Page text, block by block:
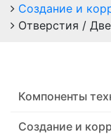
Создание и
Отверстия /
Компоненты
Создание и